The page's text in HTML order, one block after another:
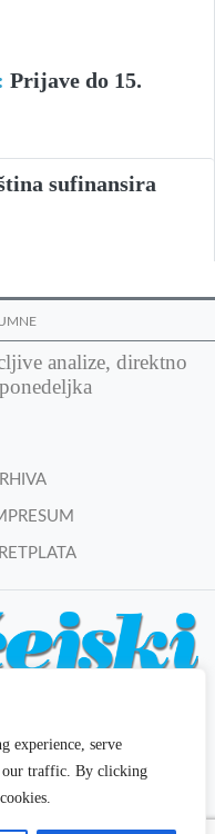
experience, serve
our traffic. By clicking
Prijave do 15.
sufinansira
analize, direktno
i osnivač:Mozaik DOO Bečej
redakcija@becejski-mozaik.co.rs